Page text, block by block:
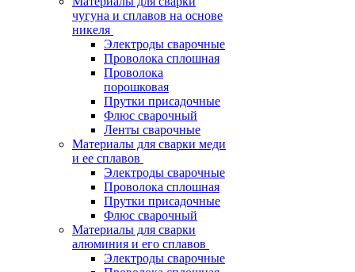
чугуна и сплавов на основе
никеля
Электроды сварочные
Проволока сплошная
Проволока
порошковая
Прутки присадочные
Флюс сварочный
Ленты сварочные
Материалы для сварки меди
и ее сплавов
Электроды сварочные
Проволока сплошная
Прутки присадочные
Флюс сварочный
Материалы для сварки
алюминия и его сплавов
Электроды сварочные